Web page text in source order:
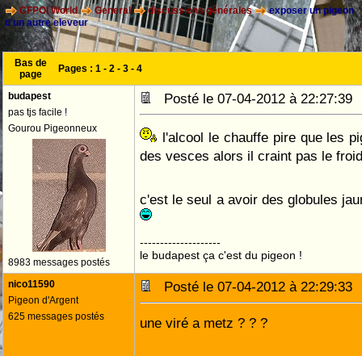
CFPOI World General discussions générales
exposer un pigeon
d'un autre eleveur
Bas de
page
Pages : 1 - 2 - 3 - 4
budapest
pas tjs facile !
Gourou Pigeonneux
8983 messages postés
Posté le 07-04-2012 à
l'alcool le chauffe pire que les
des vesces alors il craint pas le
c'est le seul a avoir des globules
--------------------
le budapest ça c'est du pigeon !
nico11590
Pigeon d'Argent
625 messages postés
Posté le 07-04-2012 à
une viré a metz ? ? ?